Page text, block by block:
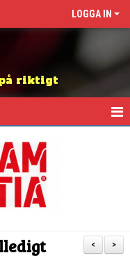
LOGGA IN
riktigt
>
<